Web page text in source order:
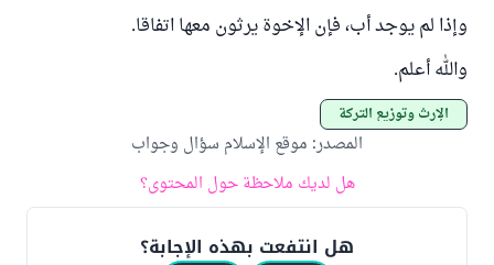
وإذا لم يوجد أب، فإن الإخوة يرثون معها اتفاقا.
والله أعلم.
الإرث وتوزيع التركة
المصدر: موقع الإسلام سؤال وجواب
هل لديك ملاحظة حول المحتوى؟
هل انتفعت بهذه الإجابة؟